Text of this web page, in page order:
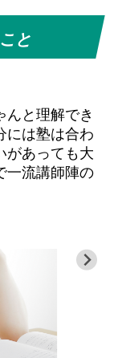
と
んと理解でき
は塾は合わ
あっても大
一流講師陣の